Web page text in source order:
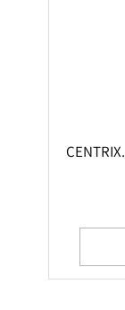
שעון ראדו RADO יוקרתי לגבר מסדרת CENTRIX.